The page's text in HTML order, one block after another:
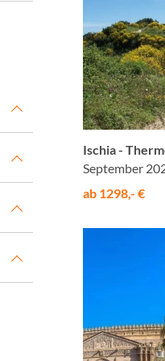
Ischia -
September
ab 1298,- €